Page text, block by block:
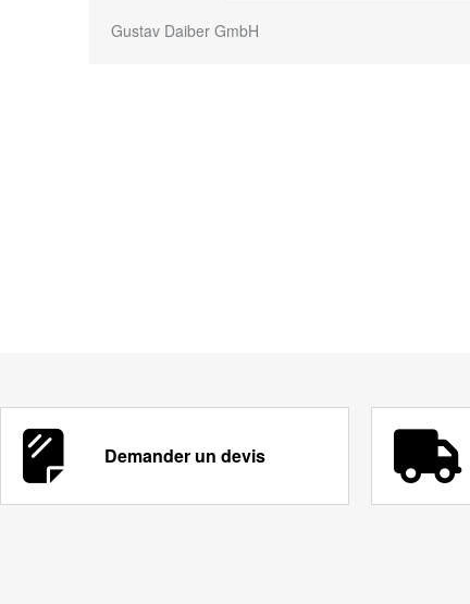
Gustav Daiber GmbH
Demander un devis